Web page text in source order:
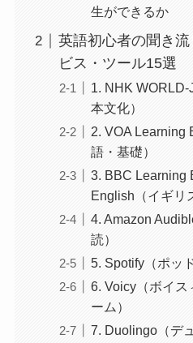
生ができるか
英語初心者の聞き
ビス・ツール15選
1. NHK
本文化）
2. VOA Learning
語・基礎）
3. BBC Learning
English（イギリ
4. Amazon
読）
5. Spotify（ポッ
6. Voicy（ボイス
ーム）
7. Duolingo（デ